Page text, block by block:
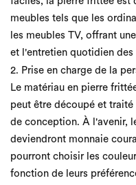
meubles tels que les
les meubles TV, offrant
et l'entretien quotidien
2. Prise en charge de la
Le matériau en pierre
peut être découpé et
de conception. À l'avenir,
deviendront monnaie
pourront choisir les
fonction de leurs